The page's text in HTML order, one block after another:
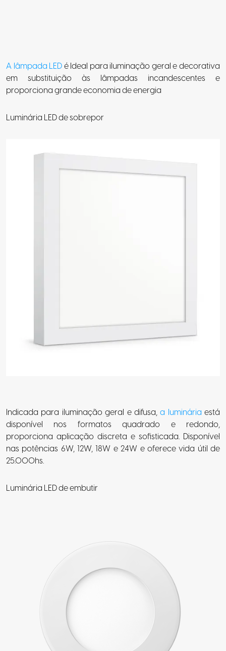
A lâmpada LEDé Ideal para iluminação geral e decorativa
em substituição às lâmpadas incandescentes e
proporciona grande economia de energia
Luminária LED de sobrepor
Indicada para iluminação geral e difusa,a luminária está
disponível nos formatos quadrado e redondo,
proporciona aplicação discreta e sofisticada. Disponível
nas potências 6W, 12W, 18W e 24W e oferece vida útil de
25.000hs.
Luminária LED de embutir